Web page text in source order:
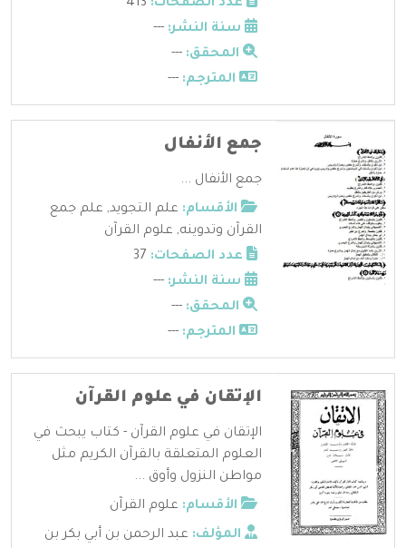
عدد الصفحات:
سنة النشر: ---
المحقق: ---
المترجم: ---
جمع الأنفال
جمع الأنفال ...
الأقسام: علم التجويد, علم جمع
القرآن وتدوينه, علوم القرآن
عدد الصفحات:
سنة النشر: ---
المحقق: ---
المترجم: ---
الإتقان في علوم القرآن
الإتقان في علوم القرآن - كتاب يبحث في
العلوم المتعلقة بالقرآن الكريم مثل
مواطن النزول وأوق ...
الأقسام: علوم القرآن
المؤلف: عبد الرحمن بن أبي بكر بن